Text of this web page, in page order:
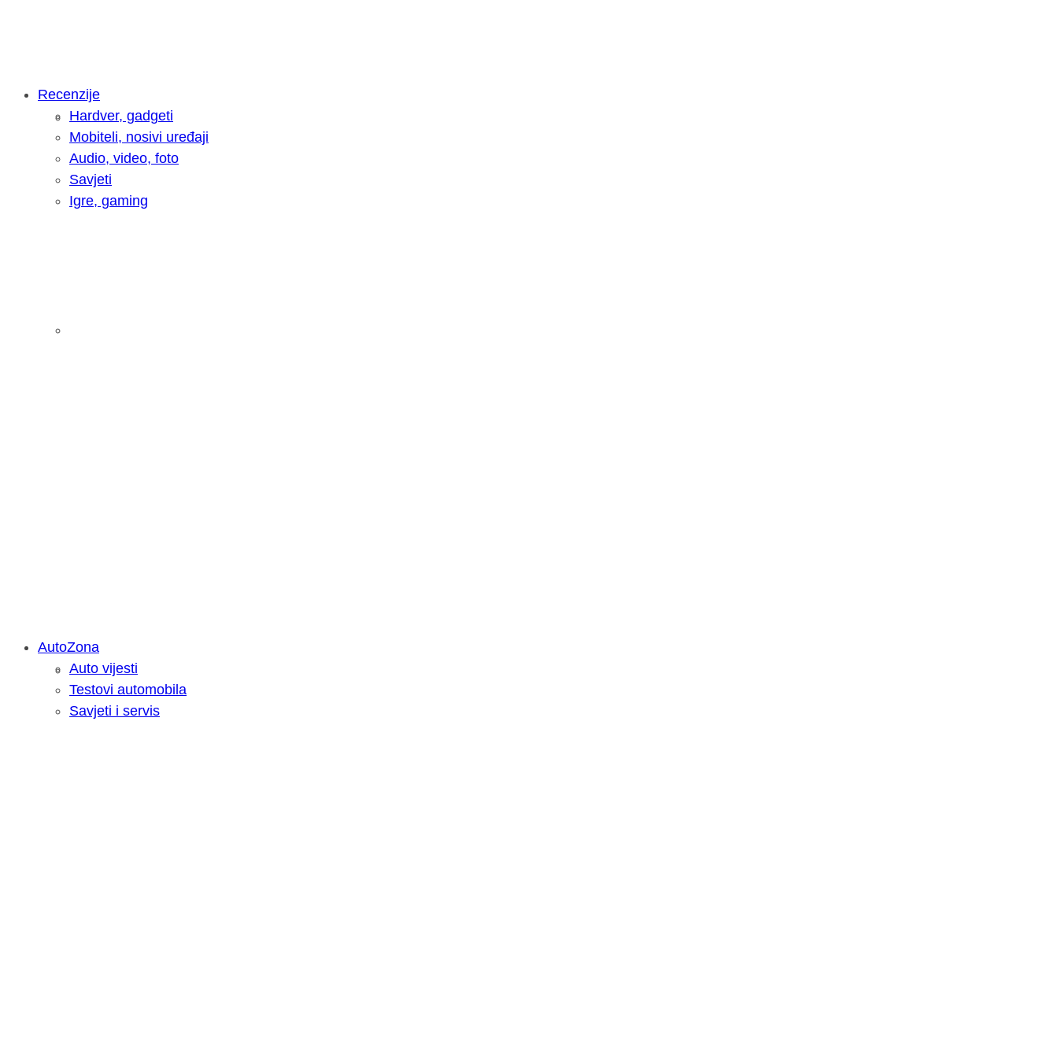
Intervju: Goran Jović, fotograf - Hrvatska kakvu svijet tek otkriva
Recenzije
Hardver, gadgeti
Mobiteli, nosivi uređaji
Audio, video, foto
Savjeti
Igre, gaming
Savjetujemo: Što učiniti kada vaš iPad treba servis? Alpha servis nudi rješenja
AutoZona
Auto vijesti
Testovi automobila
Savjeti i servis